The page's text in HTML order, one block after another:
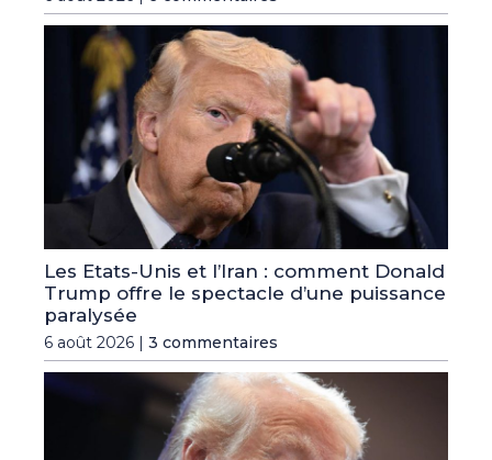
Les Etats-Unis et l’Iran : comment Donald
Trump offre le spectacle d’une puissance
paralysée
6 août 2026 | 3 commentaires